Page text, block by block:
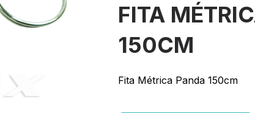
FITA
150CM
Fita Métrica Panda 150cm